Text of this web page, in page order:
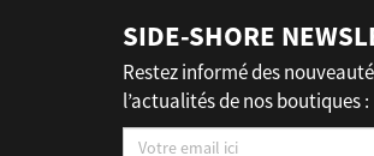
SIDE-SHORE
Restez informé des
l’actualités de nos boutiques :